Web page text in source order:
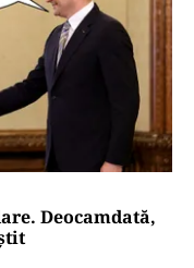
Deocamdată,